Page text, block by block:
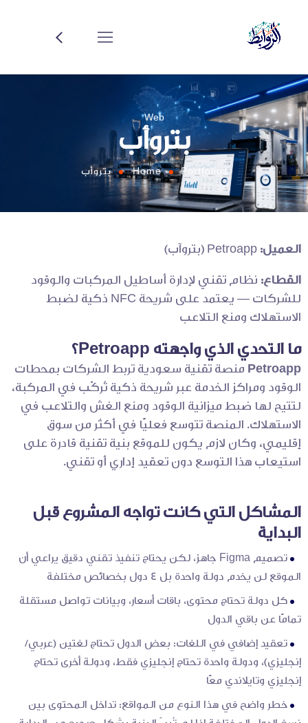
Web
بتروأب
Home Portfolios بتروأب
العميل:
القطاع: نظام تقني لإدارة أساطيل المركبات والوقود
للشركات — يعتمد على شريحة NFC ذكية لضبط
الاستهلاك ومنع التلاعب
ما التحدي الذي واجهته Petroapp؟
Petroapp منصة تقنية سعودية تربط الشركات بمحطات
الوقود ومراكز الخدمة عبر شريحة ذكية تُركّب في المركبة،
لتتيح لها ضبط ميزانية الوقود ومنع الغش والتلاعب في
الاستهلاك. المنصة تتوسع فعليًا في أكثر من سوق
إقليمي، وكان لازم يكون للموقع بنية تقنية قادرة على
استيعاب هذا التوسع دون تعقيد إداري أو تقني.
المشاكل التي كانت تواجه المشروع قبل
البداية
تصميم Figma جاهز، لكن يحتاج تنفيذ تقني دقيق يراعي أن
الموقع لن يخدم دولة واحدة بل 4 دول بخصائص مختلفة
كل دولة تحتاج محتوى، باقات أسعار، وبيانات تواصل مستقلة
تمامًا عن باقي الدول
تعقيد إضافي في اللغات: بعض الدول تحتاج لغتين (عربي/
إنجليزي)، ودولة واحدة تحتاج إنجليزي فقط، ودولة أخرى تحتاج
إنجليزي وتايلاندي معًا
خطر واضح في هذا النوع من المواقع: تداخل المحتوى بين